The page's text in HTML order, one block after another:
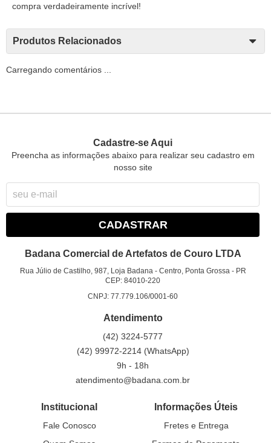
compra verdadeiramente incrível!
Produtos Relacionados
Carregando comentários ...
Cadastre-se Aqui
Preencha as informações abaixo para realizar seu cadastro em
nosso site
CADASTRAR
Badana Comercial de Artefatos de Couro LTDA
Rua Júlio de Castilho, 987, Loja Badana- Centro, Ponta Grossa- PR
CEP: 84010-220
CNPJ: 77.779.106/0001-60
Atendimento
(42) 3224-5777
(42) 99972-2214 (WhatsApp)
9h - 18h
atendimento@badana.com.br
Institucional
Fale Conosco
Informações Úteis
Fretes e Entrega